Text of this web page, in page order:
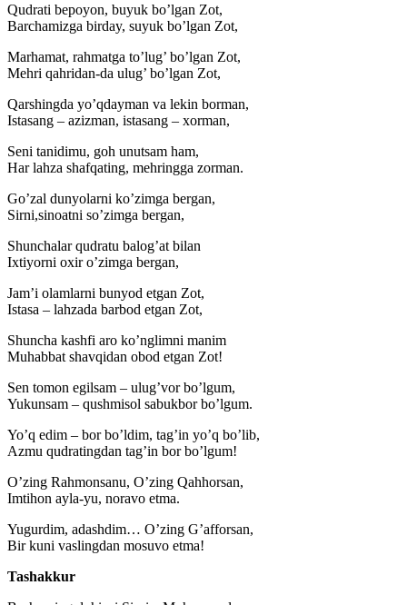
Qudrati bepoyon, buyuk bo’lgan Zot,
Barchamizga birday, suyuk bo’lgan Zot,
Marhamat, rahmatga to’lug’ bo’lgan Zot,
Mehri qahridan-da ulug’ bo’lgan Zot,
Qarshingda yo’qdayman va lekin borman,
Istasang – azizman, istasang – xorman,
Seni tanidimu, goh unutsam ham,
Har lahza shafqating, mehringga zorman.
Go’zal dunyolarni ko’zimga bergan,
Sirni,sinoatni so’zimga bergan,
Shunchalar qudratu balog’at bilan
Ixtiyorni oxir o’zimga bergan,
Jam’i olamlarni bunyod etgan Zot,
Istasa – lahzada barbod etgan Zot,
Shuncha kashfi aro ko’nglimni manim
Muhabbat shavqidan obod etgan Zot!
Sen tomon egilsam – ulug’vor bo’lgum,
Yukunsam – qushmisol sabukbor bo’lgum.
Yo’q edim – bor bo’ldim, tag’in yo’q bo’lib,
Azmu qudratingdan tag’in bor bo’lgum!
O’zing Rahmonsanu, O’zing Qahhorsan,
Imtihon ayla-yu, noravo etma.
Yugurdim, adashdim… O’zing G’afforsan,
Bir kuni vaslingdan mosuvo etma!
Tashakkur